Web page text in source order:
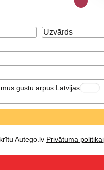
gūstu ārpus Latvijas
Autego.lv Privātuma politikai.